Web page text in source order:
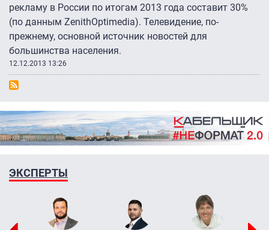
рекламу в России по итогам 2013 года составит 30%
(по данным ZenithOptimedia). Телевидение, по-
прежнему, основной источник новостей для
большинства населения.
12.12.2013 13:26
ЭКСПЕРТЫ